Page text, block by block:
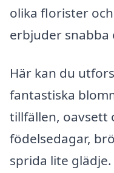
olika florister
erbjuder snabba
Här kan du
fantastiska
tillfällen, oavsett
födelsedagar,
sprida lite